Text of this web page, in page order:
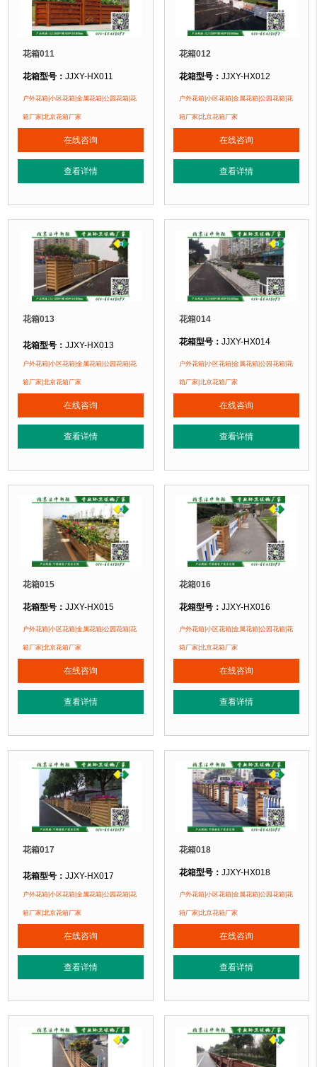
花箱011
花箱型号：JJXY-HX011
花箱规格：可根据客户需求定制！
花箱材质：金属镂空/铝合金/塑木/防腐木
花箱周期：现货花箱 即拍即发
1、花箱不会对环境产生污染。2、花箱在视觉上，线条流畅，外
正在使用该花箱的部分客户：
朝阳某小区、苏州某别墅区、海淀某小区....
户外花箱|小区花箱|金属花箱|公园花箱|花
箱厂家|北京花箱厂家
在线咨询
查看详情
花箱012
花箱型号： JJXY-HX012
花箱规格：可根据客户需求定制！
花箱材质：金属镂空/铝合金/塑木/防
花箱周期：现货花箱 即拍即发
1、花箱不会对环境产生
正在使用该花箱的部分客户：
朝阳某小区、苏州某别墅区、海淀某
户外花箱|小区花箱|金属花箱|公园花箱|花
箱厂家|北京花箱厂家
在线咨询
查看详情
花箱013
花箱型号：JJXY-HX013
花箱规格：可根据客户需求定制！
花箱材质：金属镂空/铝合金/塑木/防腐木
花箱特点：1、花箱不会对环境产生污染。2、花箱在视觉上，线条流畅，外
正在使用该花箱的部分客户：
朝阳某小区、苏州某别墅区、海淀某小区....
户外花箱|小区花箱|金属花箱|公园花箱|花
箱厂家|北京花箱厂家
在线咨询
查看详情
花箱014
花箱型号： JJXY-HX014
花箱规格：可根据客户需求定制！
花箱材质：金属镂空/铝合金/塑木/防
花箱周期：现货花箱 即拍即发
1、花箱不会对环境产生
正在使用该花箱的部分客户：
朝阳某小区、苏州某别墅区、海淀某
户外花箱|小区花箱|金属花箱|公园花箱|花
箱厂家|北京花箱厂家
在线咨询
查看详情
花箱015
花箱型号：JJXY-HX015
花箱规格：可根据客户需求定制！
花箱材质：金属镂空/铝合金/塑木/防腐木
花箱周期：现货花箱 即拍即发
1、花箱不会对环境产生污染。2、花箱在视觉上，线条流畅，外
正在使用该花箱的部分客户：
朝阳某小区、苏州某别墅区、海淀某小区....
户外花箱|小区花箱|金属花箱|公园花箱|花
箱厂家|北京花箱厂家
在线咨询
查看详情
花箱016
花箱型号： JJXY-HX016
花箱规格：可根据客户需求定制！
花箱材质：金属镂空/铝合金/塑木/防
花箱周期：现货花箱 即拍即发
1、花箱不会对环境产生
正在使用该花箱的部分客户：
朝阳某小区、苏州某别墅区、海淀某
户外花箱|小区花箱|金属花箱|公园花箱|花
箱厂家|北京花箱厂家
在线咨询
查看详情
花箱017
花箱型号：JJXY-HX017
花箱规格：可根据客户需求定制！
花箱材质：金属镂空/铝合金/塑木/防腐木
花箱特点：1、花箱不会对环境产生污染。2、花箱在视觉上，线条流畅，外
正在使用该花箱的部分客户：
朝阳某小区、苏州某别墅区、海淀某小区....
户外花箱|小区花箱|金属花箱|公园花箱|花
箱厂家|北京花箱厂家
在线咨询
查看详情
花箱018
花箱型号： JJXY-HX018
花箱规格：可根据客户需求定制！
花箱材质：金属镂空/铝合金/塑木/防
花箱周期：现货花箱 即拍即发
1、花箱不会对环境产生
正在使用该花箱的部分客户：
朝阳某小区、苏州某别墅区、海淀某
户外花箱|小区花箱|金属花箱|公园花箱|花
箱厂家|北京花箱厂家
在线咨询
查看详情